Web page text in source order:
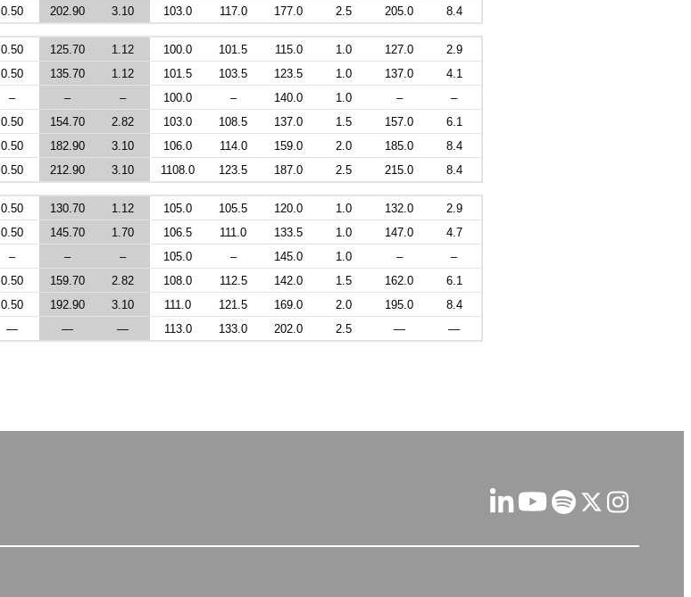
0.50 202.90 3.10 103.0 117.0 177.0 2.5 205.0 8.4
0.50 125.70 1.12 100.0 101.5 115.0 1.0 127.0
2.9
0.50 135.70 1.12 101.5 103.5 123.5 1.0 137.0
4.1
– – – 100.0 – 140.0 1.0 –
–
0.50 154.70 2.82 103.0 108.5 137.0 1.5 157.0
6.1
0.50 182.90 3.10 106.0 114.0 159.0 2.0 185.0
8.4
0.50 212.90 3.10 1108.0 123.5 187.0 2.5 215.0 8.4
0.50 130.70 1.12 105.0 105.5 120.0 1.0 132.0
2.9
0.50 145.70 1.70 106.5 111.0 133.5 1.0 147.0
4.7
– – – 105.0 – 145.0 1.0 –
–
0.50 159.70 2.82 108.0 112.5 142.0 1.5 162.0
6.1
0.50 192.90 3.10 111.0 121.5 169.0 2.0 195.0
8.4
— — — 113.0 133.0 202.0 2.5 — —